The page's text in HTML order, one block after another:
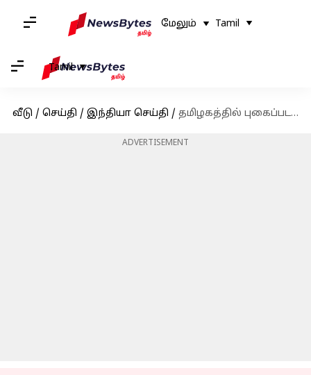
மேலும் Tamil
Tamil
வீடு / செய்தி / இந்தியா செய்தி / தமிழகத்தில் புகைப்படத்துடன் கூடிய ஜாதி சான்றிதழ் என பரவும் போலி தகவல்
ADVERTISEMENT